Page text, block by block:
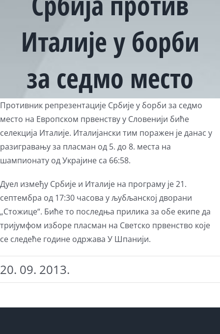
Италије у борби
за седмо место
Противник репрезентације Србије у борби за седмо
место на Европском првенству у Словенији биће
селекција Италије. Италијански тим поражен је данас у
разигравању за пласман од 5. до 8. места на
шампионату од Украјине са 66:58.
Дуел између Србије и Италије на програму је 21.
септембра од 17:30 часова у љубљанској дворани
„Стожице“. Биће то последња прилика за обе екипе да
тријумфом изборе пласман на Светско првенство које
се следеће године одржава У Шпанији.
20. 09. 2013.